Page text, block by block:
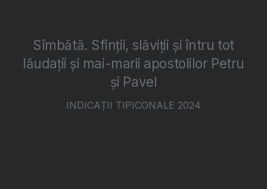
Sîmbătă. Sfinții, slăviții și întru tot
lăudații și mai-marii apostolilor Petru
și Pavel
INDICAȚII TIPICONALE 2024